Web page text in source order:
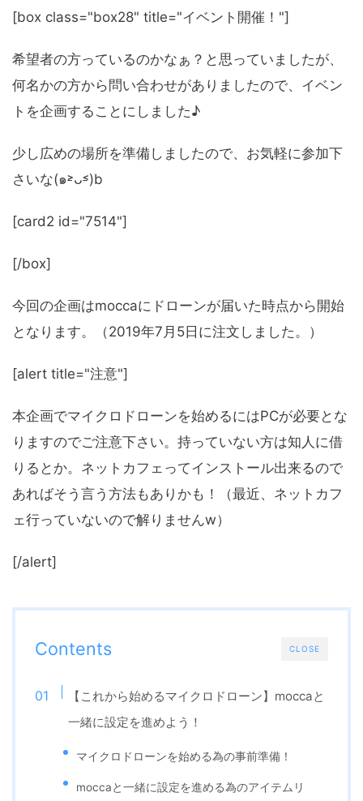
[box class="box28" title="イベント開催！"]
希望者の方っているのかなぁ？と思っていましたが、
何名かの方から問い合わせがありましたので、イベン
トを企画することにしました♪
少し広めの場所を準備しましたので、お気軽に参加下
さいな(๑˃̵ᴗ˂̵)b
[card2 id="7514"]
[/box]
今回の企画はmoccaにドローンが届いた時点から開始
となります。（2019年7月5日に注文しました。）
[alert title="注意"]
本企画でマイクロドローンを始めるにはPCが必要とな
りますのでご注意下さい。持っていない方は知人に借
りるとか。ネットカフェってインストール出来るので
あればそう言う方法もありかも！（最近、ネットカフ
ェ行っていないので解りませんw）
[/alert]
CLOSE
Contents
【これから始めるマイクロドローン】moccaと
一緒に設定を進めよう！
マイクロドローンを始める為の事前準備！
moccaと一緒に設定を進める為のアイテムリ